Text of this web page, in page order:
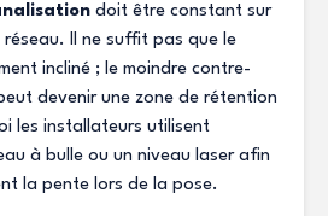
doit être constant sur
Il ne suffit pas que le
incliné ; le moindre contre-
devenir une zone de rétention
les installateurs utilisent
à bulle ou un niveau laser afin
la pente lors de la pose.